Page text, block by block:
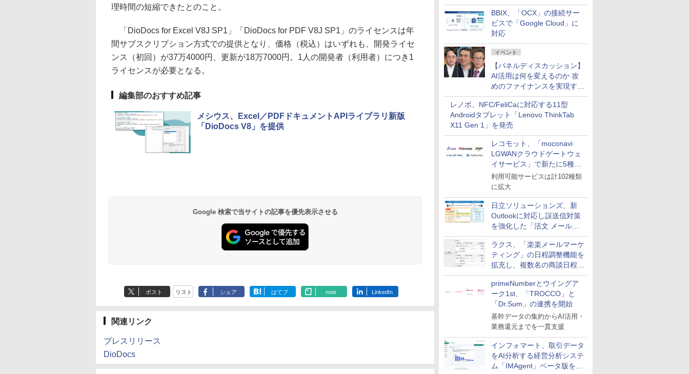
企業・広告代理店などが実装
フェーズへ
BBIX、「OCX」の接続サー
ビスで「Google Cloud」に
対応
イベント
【パネルディスカッション】
AI活用は何を変えるのか 攻
めのファイナンスを実現する
業務設計とマインドセット変
革
レノボ、NFC/FeliCaに対応する11型
Androidタブレット「Lenovo ThinkTab
X11 Gen 1」を発売
レコモット、「moconavi
LGWANクラウドゲートウェ
イサービス」で新たに5種類
のサービスと連携開始
利用可能サービスは計102種類
に拡大
日立ソリューションズ、新
Outlookに対応し誤送信対策
を強化した「活文 メール誤
送信防止アドインサービス」
を提供
ラクス、「楽楽メールマーケ
ティング」の日程調整機能を
拡充し、複数名の商談日程調
整を効率化
primeNumberとウイングア
ーク1st、「TROCCO」と
「Dr.Sum」の連携を開始
基幹データの集約からAI活用・
業務還元までを一貫支援
インフォマート、取引データ
をAI分析する経営分析システ
ム「IMAgent」ベータ版を提
理時間の短縮できたとのこと。
「DioDocs for Excel V8J SP1」「DioDocs for PDF V8J SP1」のライセンスは年
間サブスクリプション方式での提供となり、価格（税込）はいずれも、開発ライセ
ンス（初回）が37万4000円、更新が18万7000円。1人の開発者（利用者）につき1
ライセンスが必要となる。
編集部のおすすめ記事
メシウス、Excel／PDFドキュメントAPIライブラリ新版
「DioDocs V8」を提供
Google 検索で当サイトの記事を優先表示させる
ポスト リスト シェア はてブ note LinkedIn
関連リンク
プレスリリース
DioDocs